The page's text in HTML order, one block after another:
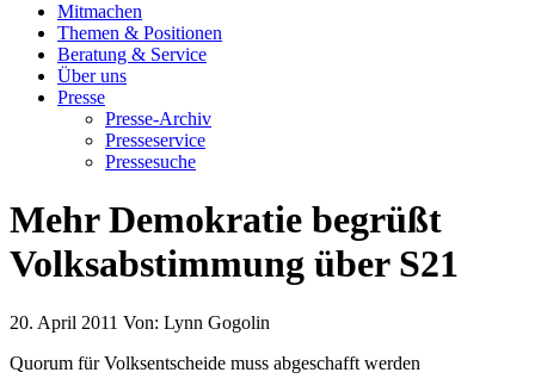
Mitmachen
Themen & Positionen
Beratung & Service
Über uns
Presse
Presse-Archiv
Presseservice
Pressesuche
Mehr Demokratie begrüßt
Volksabstimmung über S21
20. April 2011 Von: Lynn Gogolin
Quorum für Volksentscheide muss abgeschafft werden